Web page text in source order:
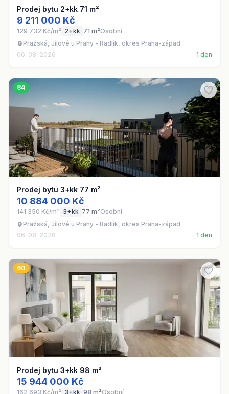
Prodej bytu 2+kk 71 m²
9 211 000 Kč
129 732 Kč/m² 2+kk 71 m²Osobní
Pražská, Jílové u Prahy - Radlík, okres Praha-západ
06. 08. 2026
1 den
84
Prodej bytu 3+kk 77 m²
10 884 000 Kč
141 350 Kč/m² 3+kk 77 m²Osobní
Pražská, Jílové u Prahy - Radlík, okres Praha-západ
06. 08. 2026
1 den
60
Prodej bytu 3+kk 98 m²
15 944 000 Kč
162 693 Kč/m² 3+kk 98 m²Osobní